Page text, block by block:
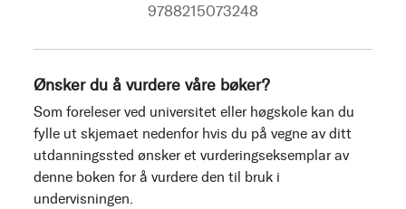
9788215073248
Ønsker du å vurdere våre bøker?
Som foreleser ved universitet eller høgskole kan du
fylle ut skjemaet nedenfor hvis du på vegne av ditt
utdanningssted ønsker et vurderingseksemplar av
denne boken for å vurdere den til bruk i
undervisningen.